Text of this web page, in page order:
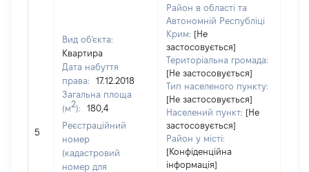
5
Вид об'єкта:
Квартира
Дата набуття
права:
17.12.2018
Загальна площа
(м2):
180,4
Реєстраційний
номер
(кадастровий
номер для
Район в області та
Автономній Республіці
Крим: [Не
застосовується]
Територіальна громада:
[Не застосовується]
Тип населеного пункту:
[Не застосовується]
Населений пункт: [Не
застосовується]
Район у місті:
[Конфіденційна
інформація]